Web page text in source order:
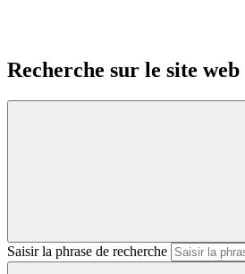
Recherche sur le site web
Saisir la phrase de recherche